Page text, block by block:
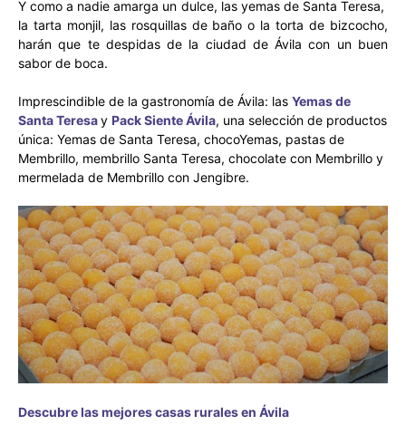
Y como a nadie amarga un dulce, las yemas de Santa Teresa,
la tarta monjil, las rosquillas de baño o la torta de bizcocho,
harán que te despidas de la ciudad de Ávila con un buen
sabor de boca.
Imprescindible de la gastronomía de Ávila: las Yemas de
Santa Teresay Pack Siente Ávila, una selección de productos
única: Yemas de Santa Teresa, chocoYemas, pastas de
Membrillo, membrillo Santa Teresa, chocolate con Membrillo y
mermelada de Membrillo con Jengibre.
Descubre las mejores casas rurales en Ávila